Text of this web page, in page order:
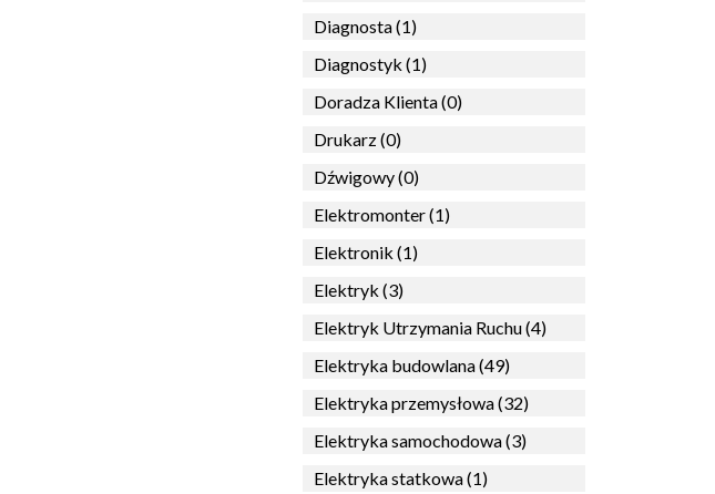
Diagnosta (1)
Diagnostyk (1)
Doradza Klienta (0)
Drukarz (0)
Dźwigowy (0)
Elektromonter (1)
Elektronik (1)
Elektryk (3)
Elektryk Utrzymania Ruchu (4)
Elektryka budowlana (49)
Elektryka przemysłowa (32)
Elektryka samochodowa (3)
Elektryka statkowa (1)